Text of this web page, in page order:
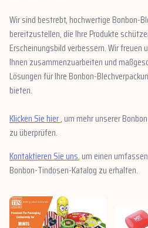
Wir sind bestrebt, hochwertige Bonbon-
bereitzustellen, die Ihre Produkte
Erscheinungsbild verbessern. Wir freuen
Ihnen zusammenzuarbeiten und
Lösungen für Ihre Bonbon-
bieten.
Klicken Sie hier, um mehr unserer
zu überprüfen.
Kontaktieren Sie uns, um einen
Bonbon-Tindosen-Katalog zu erhalten.